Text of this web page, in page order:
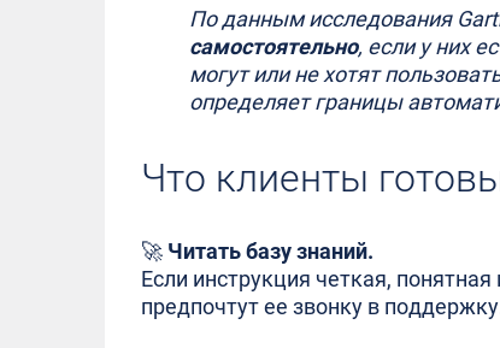
По данным исследования
самостоятельно, если у них
могут или не хотят
определяет границы
Что клиенты
🚀 Читать базу знаний.
Если инструкция четкая,
предпочтут ее звонку в